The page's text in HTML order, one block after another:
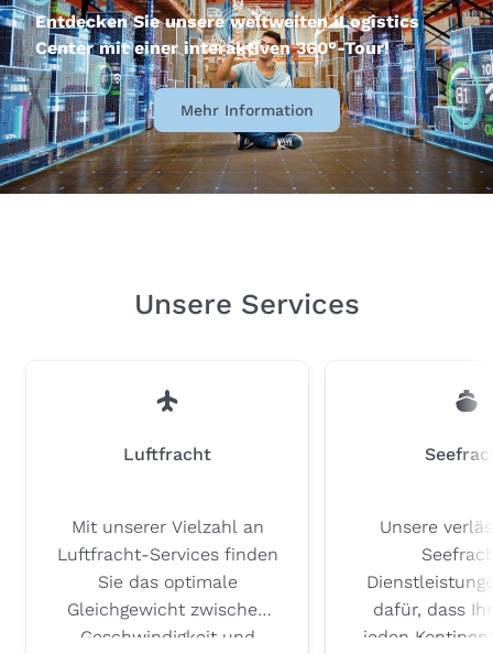
Entdecken Sie unsere weltweiten iLogistics
Center mit einer interaktiven 360°-Tour!
Mehr Information
Unsere Services
Luftfracht
Mit unserer Vielzahl an
Luftfracht-Services finden
Sie das optimale
Gleichgewicht zwischen
Geschwindigkeit und
Unsere
dafür, dass
jeden